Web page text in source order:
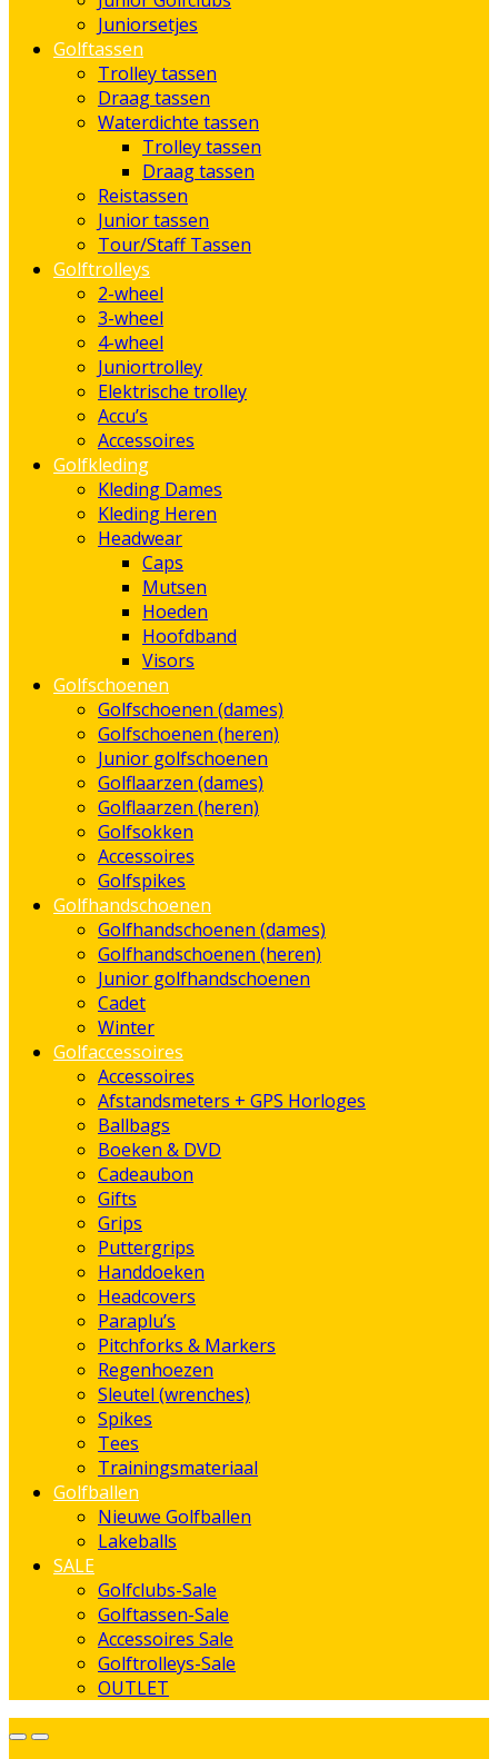
Juniorsetjes
Golftassen
Trolley tassen
Draag tassen
Waterdichte tassen
Trolley tassen
Draag tassen
Reistassen
Junior tassen
Tour/Staff Tassen
Golftrolleys
2-wheel
3-wheel
4-wheel
Juniortrolley
Elektrische trolley
Accu’s
Accessoires
Golfkleding
Kleding Dames
Kleding Heren
Headwear
Caps
Mutsen
Hoeden
Hoofdband
Visors
Golfschoenen
Golfschoenen (dames)
Golfschoenen (heren)
Junior golfschoenen
Golflaarzen (dames)
Golflaarzen (heren)
Golfsokken
Accessoires
Golfspikes
Golfhandschoenen
Golfhandschoenen (dames)
Golfhandschoenen (heren)
Junior golfhandschoenen
Cadet
Winter
Golfaccessoires
Accessoires
Afstandsmeters + GPS Horloges
Ballbags
Boeken & DVD
Cadeaubon
Gifts
Grips
Puttergrips
Handdoeken
Headcovers
Paraplu’s
Pitchforks & Markers
Regenhoezen
Sleutel (wrenches)
Spikes
Tees
Trainingsmateriaal
Golfballen
Nieuwe Golfballen
Lakeballs
SALE
Golfclubs-Sale
Golftassen-Sale
Accessoires Sale
Golftrolleys-Sale
OUTLET